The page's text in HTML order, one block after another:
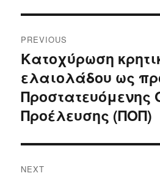
navigation
PREVIOUS
Previous
post:
Κατοχύρωση
ελαιολάδου ως
Προστατευόμενης
Προέλευσης (ΠΟΠ)
NEXT